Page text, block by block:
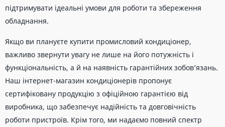
підтримувати ідеальні умови для роботи та збереження
обладнання.
Якщо ви плануєте купити промисловий кондиціонер,
важливо звернути увагу не лише на його потужність і
функціональність, а й на наявність гарантійних зобов’язань.
Наш інтернет-магазин кондиціонерів пропонує
сертифіковану продукцію з офіційною гарантією від
виробника, що забезпечує надійність та довговічність
роботи пристроїв. Крім того, ми надаємо повний спектр